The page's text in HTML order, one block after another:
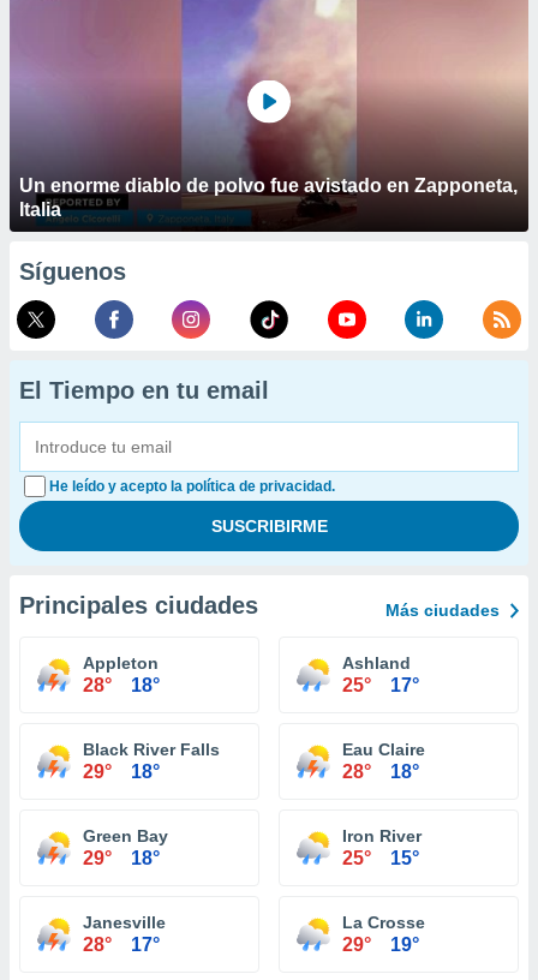
Un enorme diablo de polvo fue avistado en Zapponeta,
Italia
Síguenos
El Tiempo en tu email
He leído y acepto la política de privacidad.
Principales ciudades Más ciudades
Appleton
28° 18°
Ashland
25° 17°
Black River Falls
29° 18°
Eau Claire
28° 18°
Green Bay
29° 18°
Iron River
25° 15°
Janesville
28° 17°
La Crosse
29° 19°